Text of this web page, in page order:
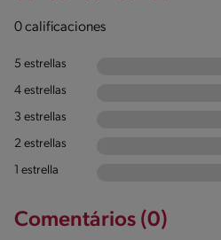
0 calificaciones
5 estrellas
4 estrellas
3 estrellas
2 estrellas
1 estrella
Comentários (0)